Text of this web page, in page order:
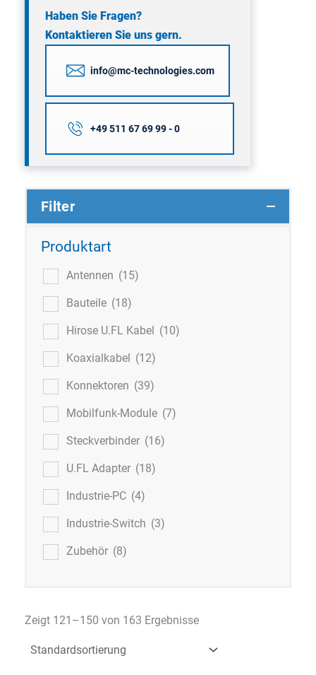
Haben Sie Fragen?
Kontaktieren Sie uns gern.
info@mc-technologies.com
+49 511 67 69 99 - 0
Filter
Produktart
Antennen (15)
Bauteile (18)
Hirose U.FL Kabel (10)
Koaxialkabel (12)
Konnektoren (39)
Mobilfunk-Module (7)
Steckverbinder (16)
U.FL Adapter (18)
Industrie-PC (4)
Industrie-Switch (3)
Zubehör (8)
Zeigt 121–150 von 163 Ergebnisse